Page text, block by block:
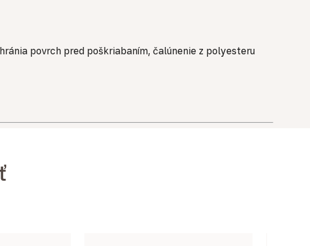
povrch pred poškriabaním, čalúnenie z polyesteru